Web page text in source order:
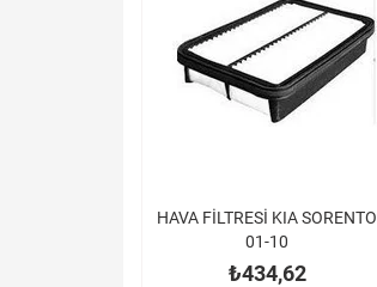
HAVA FİLTRESİ KIA SORENTO
01-10
₺434,62